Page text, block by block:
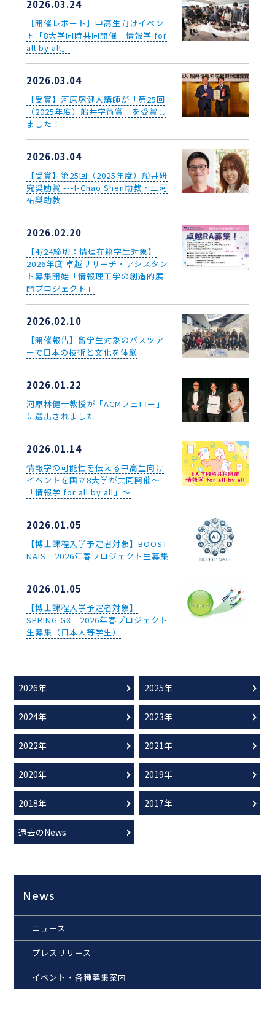
2026.03.24
［開催レポート］中高生向けイベン
ト「8大学同時共同開催 情報学 for
all by all」
2026.03.04
【受賞】河原塚健人講師が「第25回
（2025年度）船井学術賞」を受賞し
ました！
2026.03.04
【受賞】第25回（2025年度）船井研
究奨励賞 ---I-Chao Shen助教・三河
祐梨助教---
2026.02.20
【4/24締切：情理在籍学生対象】
2026年度 卓越リサーチ・アシスタン
ト募集開始「情報理工学の創造的展
開プロジェクト」
2026.02.10
【開催報告】留学生対象のバスツア
ーで日本の技術と文化を体験
2026.01.22
河原林健一教授が「ACMフェロー」
に選出されました
2026.01.14
情報学の可能性を伝える中高生向け
イベントを国立8大学が共同開催～
「情報学 for all by all」～
2026.01.05
【博士課程入学予定者対象】BOOST
NAIS 2026年春プロジェクト生募集
2026.01.05
【博士課程入学予定者対象】
SPRING GX 2026年春プロジェクト
生募集（日本人等学生）
2026年 2025年
2024年 2023年
2022年 2021年
2020年 2019年
2018年 2017年
過去のNews
News
ニュース
プレスリリース
イベント・各種募集案内